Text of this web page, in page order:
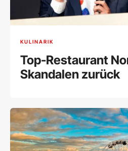
KULINARIK
Top-Restaurant
Skandalen zurück